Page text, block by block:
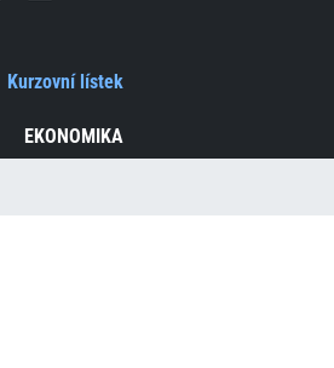
EKONOMIKA
Kurzovní lístek